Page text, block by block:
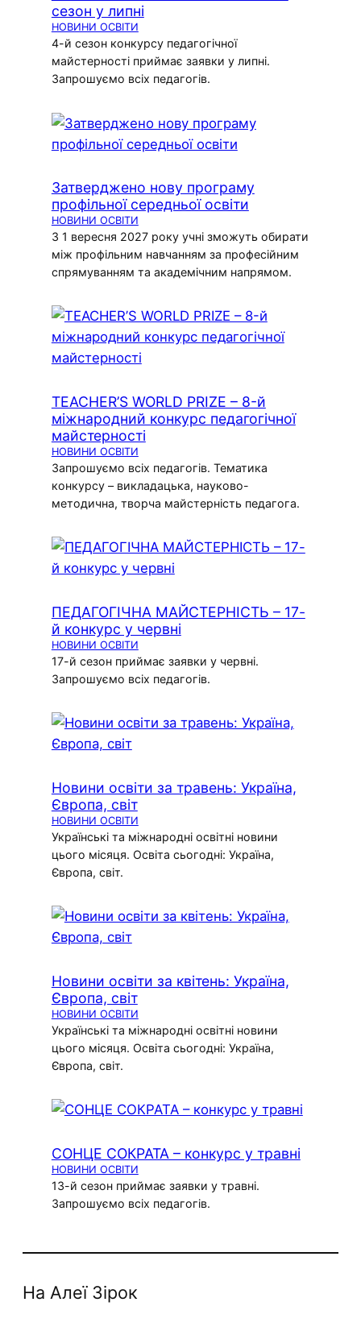
сезон у липні
НОВИНИ ОСВІТИ
4-й сезон конкурсу педагогічної
майстерності приймає заявки у липні.
Запрошуємо всіх педагогів.
Затверджено нову програму
профільної середньої освіти
НОВИНИ ОСВІТИ
З 1 вересня 2027 року учні зможуть обирати
між профільним навчанням за професійним
спрямуванням та академічним напрямом.
TEACHER’S WORLD PRIZE – 8-й
міжнародний конкурс педагогічної
майстерності
НОВИНИ ОСВІТИ
Запрошуємо всіх педагогів. Тематика
конкурсу – викладацька, науково-
методична, творча майстерність педагога.
ПЕДАГОГІЧНА МАЙСТЕРНІСТЬ – 17-
й конкурс у червні
НОВИНИ ОСВІТИ
17-й сезон приймає заявки у червні.
Запрошуємо всіх педагогів.
Новини освіти за травень: Україна,
Європа, світ
НОВИНИ ОСВІТИ
Українські та міжнародні освітні новини
цього місяця. Освіта сьогодні: Україна,
Європа, світ.
Новини освіти за квітень: Україна,
Європа, світ
НОВИНИ ОСВІТИ
Українські та міжнародні освітні новини
цього місяця. Освіта сьогодні: Україна,
Європа, світ.
СОНЦЕ СОКРАТА – конкурс у травні
НОВИНИ ОСВІТИ
13-й сезон приймає заявки у травні.
Запрошуємо всіх педагогів.
На Алеї Зірок